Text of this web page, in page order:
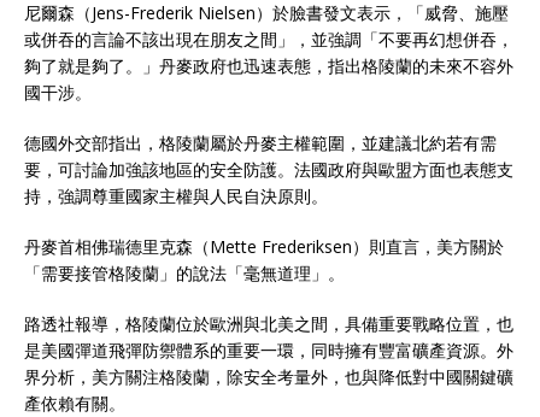
尼爾森（Jens-Frederik Nielsen）於臉書發文表示，「威脅、施壓
或併吞的言論不該出現在朋友之間」，並強調「不要再幻想併吞，
夠了就是夠了。」丹麥政府也迅速表態，指出格陵蘭的未來不容外
國干涉。
德國外交部指出，格陵蘭屬於丹麥主權範圍，並建議北約若有需
要，可討論加強該地區的安全防護。法國政府與歐盟方面也表態支
持，強調尊重國家主權與人民自決原則。
丹麥首相佛瑞德里克森（Mette Frederiksen）則直言，美方關於
「需要接管格陵蘭」的說法「毫無道理」。
路透社報導，格陵蘭位於歐洲與北美之間，具備重要戰略位置，也
是美國彈道飛彈防禦體系的重要一環，同時擁有豐富礦產資源。外
界分析，美方關注格陵蘭，除安全考量外，也與降低對中國關鍵礦
產依賴有關。